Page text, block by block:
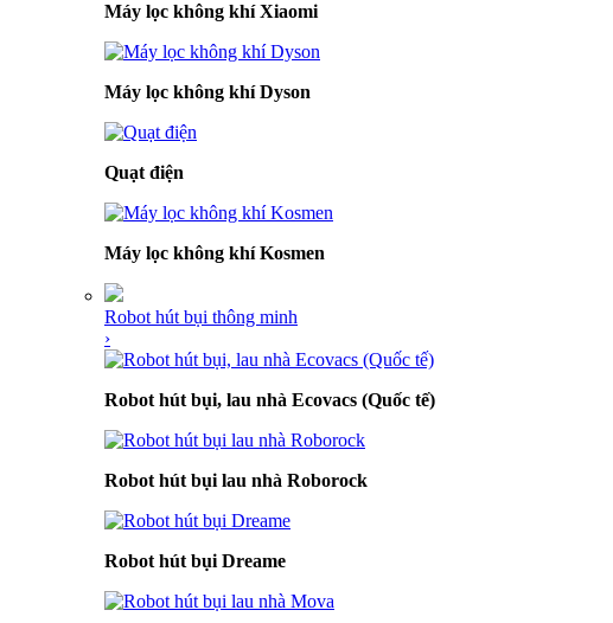
Máy lọc không khí Xiaomi
Máy lọc không khí Dyson
Quạt điện
Máy lọc không khí Kosmen
Robot hút bụi thông minh
›
Robot hút bụi, lau nhà Ecovacs (Quốc tế)
Robot hút bụi lau nhà Roborock
Robot hút bụi Dreame